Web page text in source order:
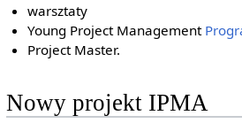
warsztaty
Young Project Management
Project Master.
Nowy projekt IPMA